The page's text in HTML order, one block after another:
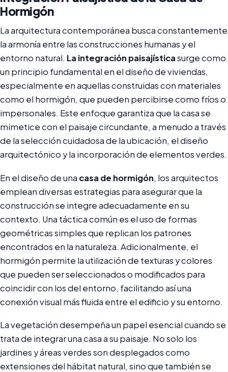
Hormigón
La arquitectura contemporánea busca constantemente
la armonía entre las construcciones humanas y el
entorno natural. La integración paisajísticasurge como
un principio fundamental en el diseño de viviendas,
especialmente en aquellas construidas con materiales
como el hormigón, que pueden percibirse como fríos o
impersonales. Este enfoque garantiza que la casa se
mimetice con el paisaje circundante, a menudo a través
de la selección cuidadosa de la ubicación, el diseño
arquitectónico y la incorporación de elementos verdes.
En el diseño de una casa de hormigón, los arquitectos
emplean diversas estrategias para asegurar que la
construcción se integre adecuadamente en su
contexto. Una táctica común es el uso de formas
geométricas simples que replican los patrones
encontrados en la naturaleza. Adicionalmente, el
hormigón permite la utilización de texturas y colores
que pueden ser seleccionados o modificados para
coincidir con los del entorno, facilitando así una
conexión visual más fluida entre el edificio y su entorno.
La vegetación desempeña un papel esencial cuando se
trata de integrar una casa a su paisaje. No solo los
jardines y áreas verdes son desplegados como
extensiones del hábitat natural, sino que también se